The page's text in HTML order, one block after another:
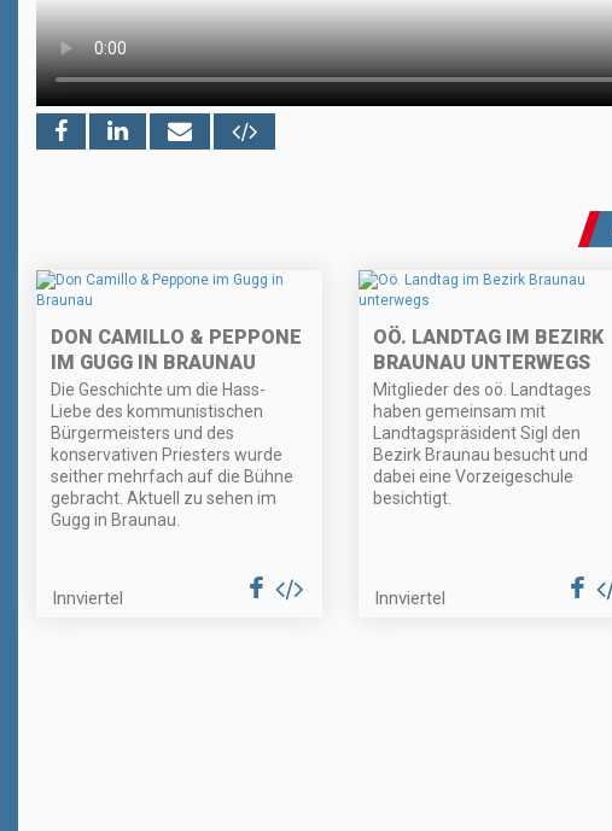
DON CAMILLO & PEPPONE
IM GUGG IN BRAUNAU
Die Geschichte um die Hass-
Liebe des kommunistischen
Bürgermeisters und des
konservativen Priesters wurde
seither mehrfach auf die Bühne
gebracht. Aktuell zu sehen im
Gugg in Braunau.
Innviertel
OÖ. LANDTAG IM BEZIRK
BRAUNAU UNTERWEGS
Mitglieder des oö. Landtages
haben gemeinsam mit
Landtagspräsident Sigl den
Bezirk Braunau besucht und
dabei eine Vorzeigeschule
besichtigt.
Innviertel